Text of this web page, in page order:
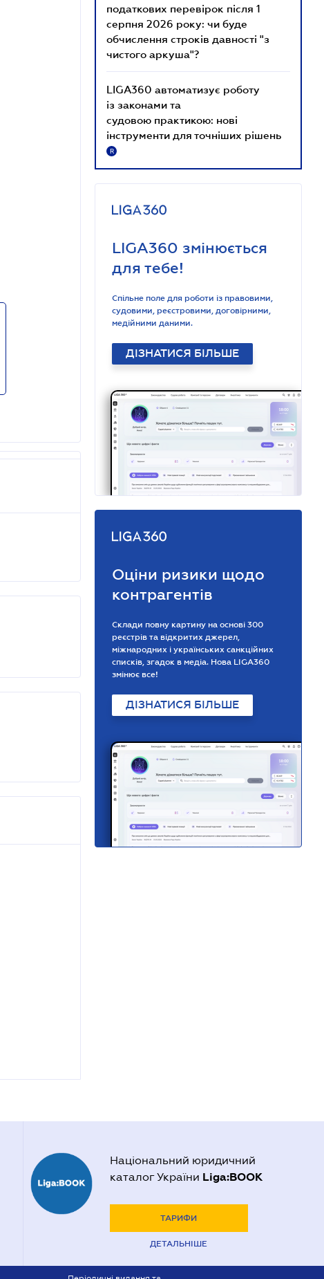
податкових перевірок після 1
серпня 2026 року: чи буде
обчислення строків давності "з
чистого аркуша"?
LIGA360 автоматизує роботу
із законами та
судовою практикою: нові
інструменти для точніших рішень
R
LIGA360 змінюється
для тебе!
Спільне поле для роботи із правовими,
судовими, реєстровими, договірними,
медійними даними.
ДІЗНАТИСЯ БІЛЬШЕ
Оціни ризики щодо
контрагентів
Склади повну картину на основі 300
реєстрів та відкритих джерел,
міжнародних і українських санкційних
списків, згадок в медіа. Нова LIGA360
змінює все!
ДІЗНАТИСЯ БІЛЬШЕ
Національний юридичний
каталог України Liga:BOOK
ТАРИФИ
ДЕТАЛЬНІШЕ